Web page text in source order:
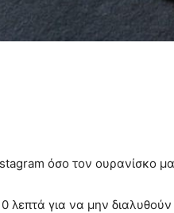
όσο τον ουρανίσκο
λεπτά για να μην